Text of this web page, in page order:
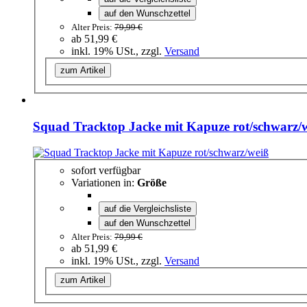
auf den Wunschzettel
Alter Preis: 79,99 €
ab 51,99 €
inkl. 19% USt., zzgl. Versand
zum Artikel
Squad Tracktop Jacke mit Kapuze rot/schwarz/
sofort verfügbar
Variationen in: Größe
auf die Vergleichsliste
auf den Wunschzettel
Alter Preis: 79,99 €
ab 51,99 €
inkl. 19% USt., zzgl. Versand
zum Artikel